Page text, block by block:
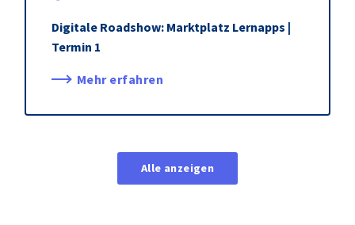
Digitale Roadshow: Marktplatz Lernapps |
Termin 1
Mehr erfahren
Alle anzeigen